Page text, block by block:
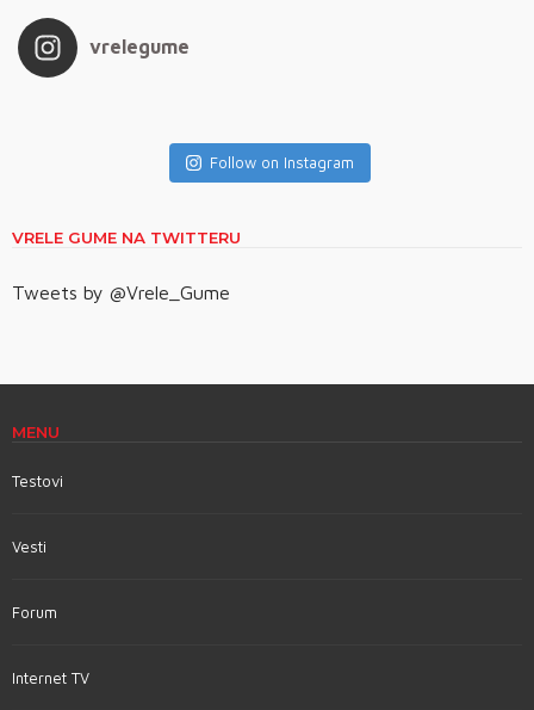
vrelegume
Follow on Instagram
VRELE GUME NA TWITTERU
Tweets by @Vrele_Gume
MENU
Testovi
Vesti
Forum
Internet TV